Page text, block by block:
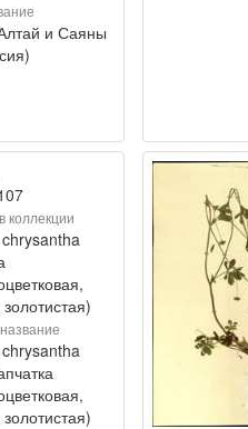
и Саяны
коллекции